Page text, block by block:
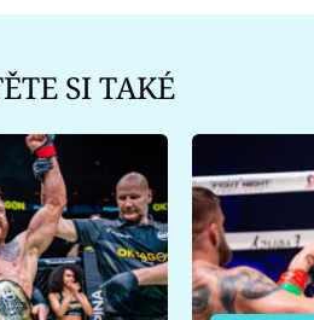
SI TAKÉ